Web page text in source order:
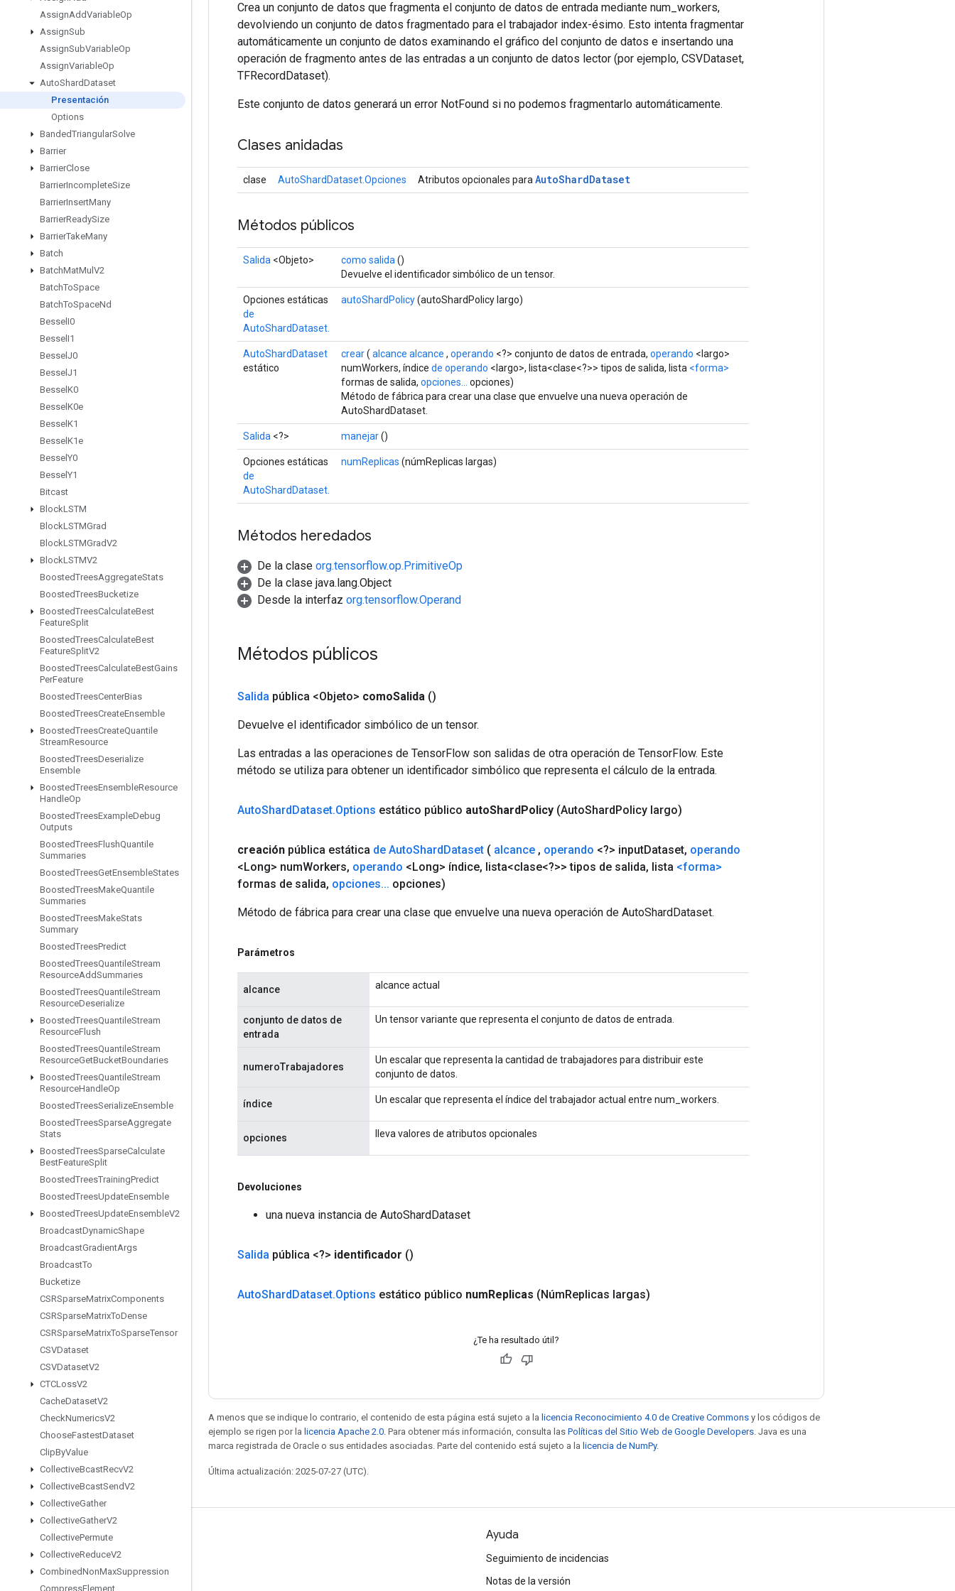
AssignAddVariableOp
AssignSub
AssignSubVariableOp
AssignVariableOp
AutoShardDataset
Presentación
Options
BandedTriangularSolve
Barrier
BarrierClose
BarrierIncompleteSize
BarrierInsertMany
BarrierReadySize
BarrierTakeMany
Batch
BatchMatMul V2
BatchToSpace
BatchToSpaceNd
Bessel I0
Bessel I1
Bessel J0
Bessel J1
Bessel K0
Bessel K0e
Bessel K1
Bessel K1e
Bessel Y0
Bessel Y1
Bitcast
BlockLSTM
BlockLSTMGrad
BlockLSTMGradV2
BlockLSTMV2
BoostedTreesAggregateStats
BoostedTreesBucketize
BoostedTreesCalculateBest
FeatureSplit
BoostedTreesCalculateBest
FeatureSplitV2
BoostedTreesCalculateBestGains
PerFeature
BoostedTreesCenterBias
BoostedTreesCreateEnsemble
BoostedTreesCreateQuantile
StreamResource
BoostedTreesDeserialize
Ensemble
BoostedTreesEnsembleResource
HandleOp
BoostedTreesExampleDebug
Outputs
BoostedTreesFlushQuantile
Summaries
BoostedTreesGetEnsembleStates
BoostedTreesMakeQuantile
Summaries
BoostedTreesMakeStats
Summary
BoostedTreesPredict
BoostedTreesQuantileStream
ResourceAddSummaries
BoostedTreesQuantileStream
ResourceDeserialize
BoostedTreesQuantileStream
ResourceFlush
BoostedTreesQuantileStream
ResourceGetBucketBoundaries
BoostedTreesQuantileStream
ResourceHandleOp
BoostedTreesSerializeEnsemble
BoostedTreesSparseAggregate
Stats
BoostedTreesSparseCalculate
BestFeatureSplit
BoostedTreesTrainingPredict
BoostedTreesUpdateEnsemble
BoostedTreesUpdateEnsembleV2
BroadcastDynamicShape
BroadcastGradientArgs
BroadcastTo
Bucketize
CSRSparseMatrixComponents
CSRSparseMatrixToDense
CSRSparseMatrixToSparseTensor
CSVDataset
CSVDatasetV2
CTCLossV2
CacheDatasetV2
CheckNumericsV2
ChooseFastestDataset
ClipByValue
CollectiveBcastRecvV2
CollectiveBcastSendV2
CollectiveGather
CollectiveGatherV2
CollectivePermute
CollectiveReduceV2
CombinedNonMaxSuppression
CompressElement
Crea un conjunto de datos que fragmenta el conjunto de datos de entrada mediante num_workers,
devolviendo un conjunto de datos fragmentado para el trabajador index-ésimo. Esto intenta fragmentar
automáticamente un conjunto de datos examinando el gráfico del conjunto de datos e insertando una
operación de fragmento antes de las entradas a un conjunto de datos lector (por ejemplo, CSVDataset,
TFRecordDataset).
Este conjunto de datos generará un error NotFound si no podemos fragmentarlo automáticamente.
Clases anidadas
clase AutoShardDataset.Opciones Atributos opcionales para AutoShardDataset
Métodos públicos
Salida <Objeto> como salida ()
Devuelve el identificador simbólico de un tensor.
Opciones estáticas
de
AutoShardDataset.
autoShardPolicy(autoShardPolicy largo)
AutoShardDataset
estático
crear( alcance alcance , operando <?> conjunto de datos de entrada, operando <largo>
numWorkers, índice de operando <largo>, lista<clase<?>> tipos de salida, lista <forma>
formas de salida, opciones...
opciones)
Método de fábrica para crear una clase que envuelve una nueva operación de
AutoShardDataset.
Salida <?> manejar()
Opciones estáticas
de
AutoShardDataset.
numReplicas (númReplicas largas)
Métodos heredados
De la clase org.tensorflow.op.PrimitiveOp
De la clase java.lang.Object
Desde la interfaz org.tensorflow.Operand
Métodos públicos
Salida pública <Objeto> comoSalida ()
Devuelve el identificador simbólico de un tensor.
Las entradas a las operaciones de TensorFlow son salidas de otra operación de TensorFlow. Este
método se utiliza para obtener un identificador simbólico que representa el cálculo de la entrada.
AutoShardDataset.Options estático público autoShardPolicy (AutoShardPolicy largo)
creación pública estática de AutoShardDataset ( alcance , operando <?> inputDataset, operando
<Long> numWorkers, operando <Long> índice, lista<clase<?>> tipos de salida, lista <forma>
formas de salida, opciones... opciones)
Método de fábrica para crear una clase que envuelve una nueva operación de AutoShardDataset.
Parámetros
alcance alcance actual
conjunto de datos de
entrada
Un tensor variante que representa el conjunto de datos de entrada.
numeroTrabajadores
Un escalar que representa la cantidad de trabajadores para distribuir este
conjunto de datos.
índice Un escalar que representa el índice del trabajador actual entre num_workers.
opciones lleva valores de atributos opcionales
Devoluciones
una nueva instancia de AutoShardDataset
Salida pública <?> identificador ()
AutoShardDataset.Options estático público numReplicas (NúmReplicas largas)
¿Te ha resultado útil?
A menos que se indique lo contrario, el contenido de esta página está sujeto a la licencia Reconocimiento 4.0 de Creative Commons y los códigos de
ejemplo se rigen por la licencia Apache 2.0 . Para obtener más información, consulta las Políticas del Sitio Web de Google Developers . Java es una
marca registrada de Oracle o sus entidades asociadas. Parte del contenido está sujeto a la licencia de NumPy.
Última actualización: 2025-07-27 (UTC).
Seguir conectado
Blog
Ayuda
Seguimiento de incidencias
Notas de la versión